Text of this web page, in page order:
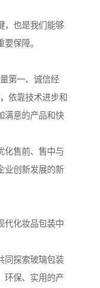
，也是我们能够
保障。
第一、诚信经
依靠技术进步和
满意的产品和快
化售前、售中与
业创新发展的新
代化妆品包装中
同探索玻璃包装
环保、实用的产